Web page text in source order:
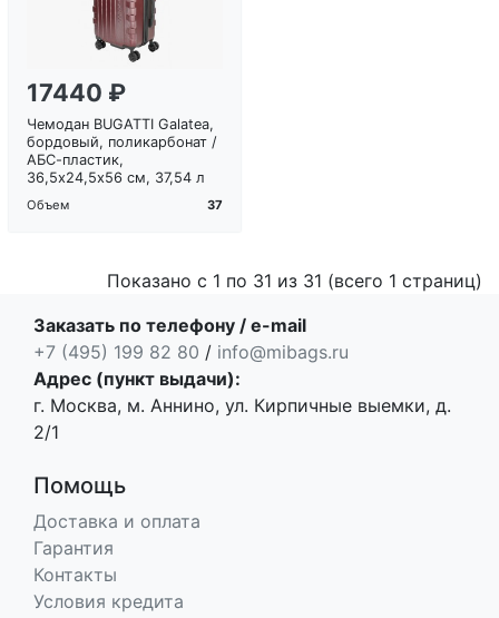
17440 ₽
Чемодан BUGATTI Galatea,
бордовый, поликарбонат /
АБС-пластик,
36,5х24,5х56 см, 37,54 л
Объем 37
Показано с 1 по 31 из 31 (всего 1 страниц)
Заказать по телефону / e-mail
+7 (495) 199 82 80 / info@mibags.ru
Адрес (пункт выдачи):
г. Москва, м. Аннино, ул. Кирпичные выемки, д.
2/1
Помощь
Доставка и оплата
Гарантия
Контакты
Условия кредита